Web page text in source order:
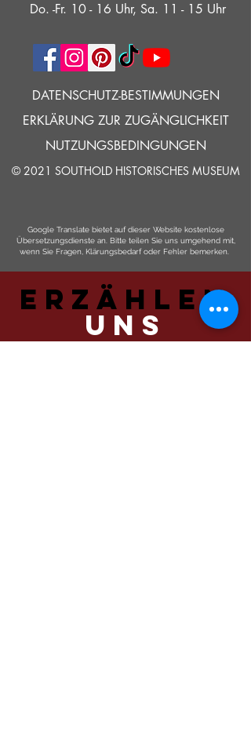
Do. -Fr. 10 - 16 Uhr, Sa. 11 - 15 Uhr
DATENSCHUTZ-BESTIMMUNGEN
ERKLÄRUNG ZUR ZUGÄNGLICHKEIT
NUTZUNGSBEDINGUNGEN
© 2021 SOUTHOLD HISTORISCHES MUSEUM
Google Translate bietet auf dieser Website kostenlose
Übersetzungsdienste an. Bitte teilen Sie uns umgehend mit,
wenn Sie Fragen, Klärungsbedarf oder Fehler bemerken.
ERZÄHLEN
UNS